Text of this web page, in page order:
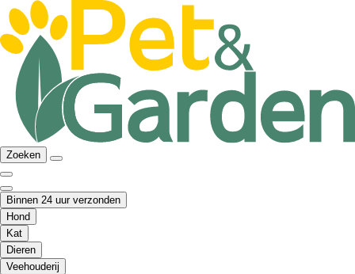
Zoeken
Binnen 24 uur verzonden
Hond
Kat
Dieren
Veehouderij